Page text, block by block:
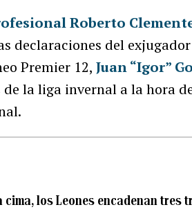
Roberto
declaraciones del
Premier 12,Juan “Igor”
la liga invernal a la hora
cima, los Leones encadenan